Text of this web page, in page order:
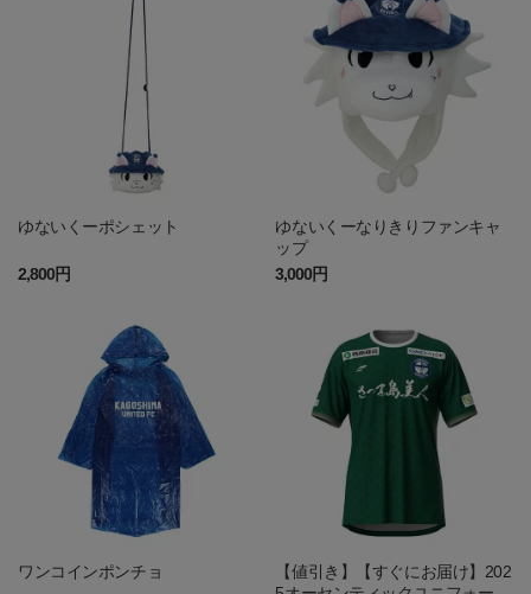
ゆないくーポシェット
2,800円
ゆないくーなりきりファンキャ
ップ
3,000円
ワンコインポンチョ
【値引き】【すぐにお届け】202